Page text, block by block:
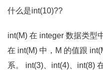
什么是int(10)??
int(M) 在 integer 数据类型
在 int(M) 中，M 的值跟
系。 int(3)、int(4)、int(8)